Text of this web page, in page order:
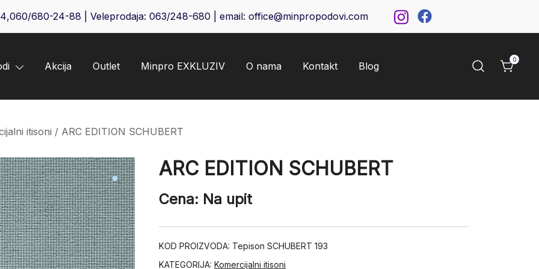
,060/680-24-88 | Veleprodaja: 063/248-680 | email: office@minpropodovi.com
Akcija Outlet Minpro EXKLUZIV O nama Kontakt Blog
0
itisoni / ARC EDITION SCHUBERT
ARC EDITION SCHUBERT
Cena: Na upit
KOD PROIZVODA: Tepison SCHUBERT 193
KATEGORIJA: Komercijalni itisoni